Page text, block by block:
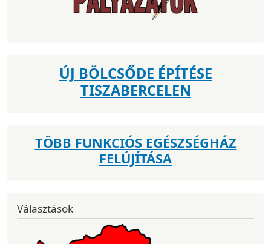
ÚJ BÖLCSŐDE ÉPÍTÉSE
TISZABERCELEN
TÖBB FUNKCIÓS EGÉSZSÉGHÁZ
FELÚJÍTÁSA
Választások